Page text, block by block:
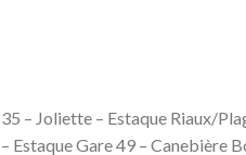
35 – Joliette – Estaque Riaux/
– Estaque Gare 49 – Canebière